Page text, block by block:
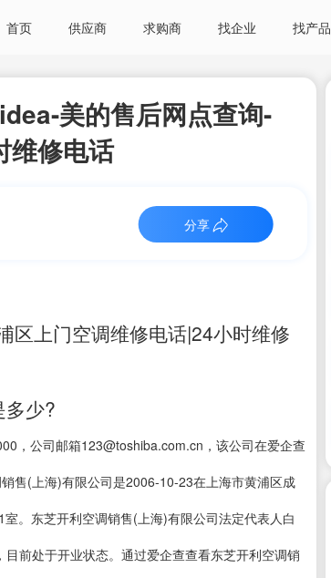
首页 供应商 求购商 找企业 找产品
美的售后网点查询-
维修电话
分享
区上门空调维修电话|24小时维修
多少?
，公司邮箱123@toshiba.com.cn，该公司在爱企查
售(上海)有限公司是2006-10-23在上海市黄浦区成
。东芝开利空调销售(上海)有限公司法定代表人白
前处于开业状态。通过爱企查查看东芝开利空调销